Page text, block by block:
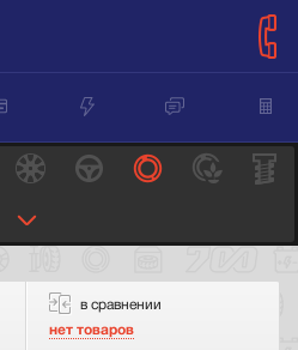
в сравнении
нет товаров